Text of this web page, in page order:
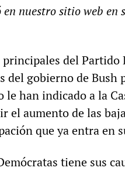
nuestro sitio web en
del Partido
del gobierno de Bush
han indicado a la
el aumento de las
que ya entra en
tiene sus